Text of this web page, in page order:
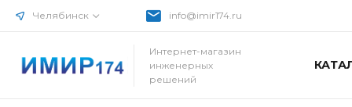
Челябинск info@imir174.ru
Интернет-магазин
инженерных
решений